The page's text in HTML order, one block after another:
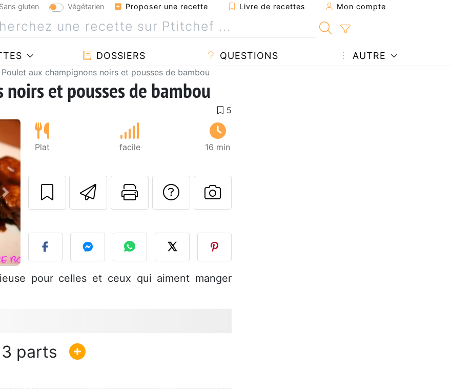
Sans gluten Végétarien Proposer une recette Livre de recettes Mon compte
DOSSIERS QUESTIONS AUTRE
Poulet aux champignons noirs et pousses de bambou
et pousses de bambou
Suivant
Plat facile 16 min
Envoyer cette recette à un ami
Imprimer cette page
Poser une question à l'auteur
Publier votre photo de cette
pour celles et ceux qui aiment manger
3